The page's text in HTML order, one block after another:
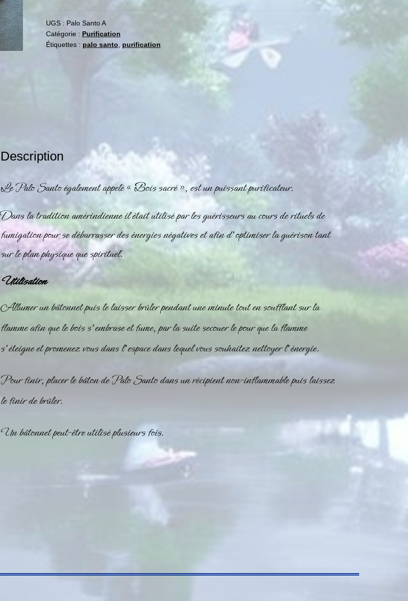
UGS : Palo Santo A
Catégorie : Purification
Étiquettes : palo santo, purification
Description
Le Palo Santo également appelé « Bois sacré », est un puissant purificateur.
Dans la tradition amérindienne il était utilisé par les guérisseurs au cours de rituels de
fumigation pour se débarrasser des énergies négatives et afin d’optimiser la guérison tant
sur le plan physique que spirituel.
Utilisation
Allumer un bâtonnet puis le laisser brûler pendant une minute tout en soufflant sur la
flamme afin que le bois s’embrase et fume, par la suite secouer le pour que la flamme
s’éteigne et promenez vous dans l’espace dans lequel vous souhaitez nettoyer l’énergie.
Pour finir, placer le bâton de Palo Santo dans un récipient non-inflammable puis laissez
le finir de brûler.
Un bâtonnet peut-être utilisé plusieurs fois.